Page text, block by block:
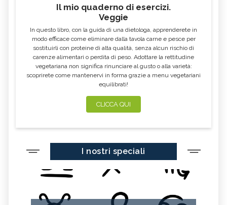
Il mio quaderno di esercizi.
Veggie
In questo libro, con la guida di una dietologa, apprenderete in
modo efficace come eliminare dalla tavola carne e pesce per
sostituirli con proteine di alta qualità, senza alcun rischio di
carenze alimentari o perdita di peso. Adottare la rettitudine
vegetariana non significa rinunciare al gusto o alla varietà:
scoprirete come mantenervi in forma grazie a menu vegetariani
equilibrati!
CLICCA QUI
I nostri speciali